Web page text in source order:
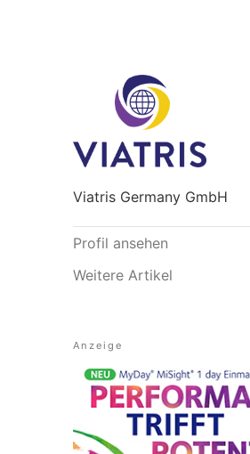
Viatris Germany GmbH
Profil ansehen
Weitere Artikel